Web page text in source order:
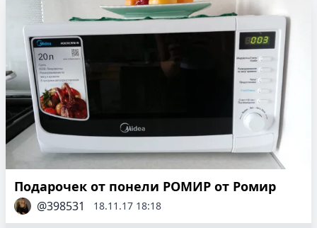
Подарочек от понели РОМИР от Ромир
@398531 18.11.17 18:18